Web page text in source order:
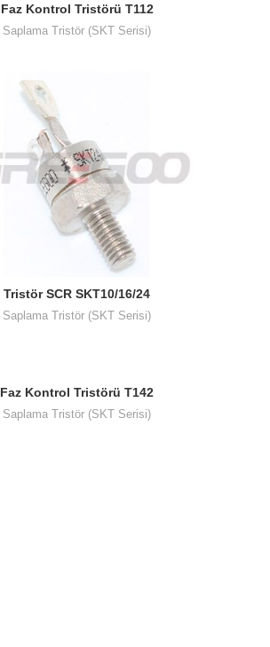
Faz Kontrol Tristörü T112
Saplama Tristör (SKT Serisi)
Tristör SCR SKT10/16/24
Saplama Tristör (SKT Serisi)
Faz Kontrol Tristörü T142
Saplama Tristör (SKT Serisi)